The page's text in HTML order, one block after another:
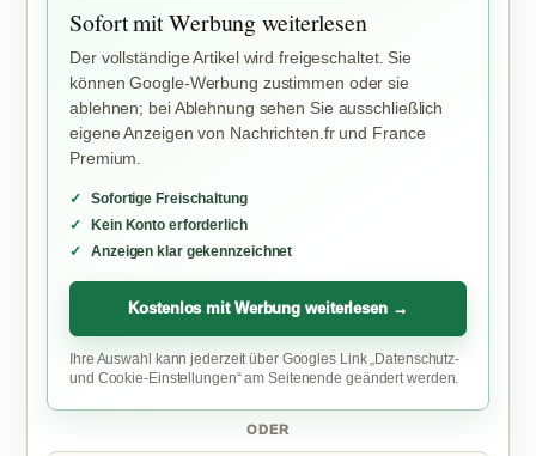
Sofort mit Werbung weiterlesen
Der vollständige Artikel wird freigeschaltet. Sie
können Google-Werbung zustimmen oder sie
ablehnen; bei Ablehnung sehen Sie ausschließlich
eigene Anzeigen von Nachrichten.fr und France
Premium.
Sofortige Freischaltung
Kein Konto erforderlich
Anzeigen klar gekennzeichnet
Kostenlos mit Werbung weiterlesen →
Ihre Auswahl kann jederzeit über Googles Link „Datenschutz-
und Cookie-Einstellungen“ am Seitenende geändert werden.
ODER